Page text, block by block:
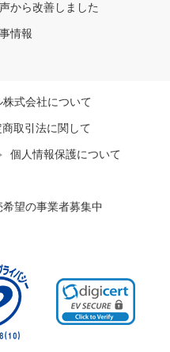
から改善しました
情報
式会社について
商取引法に関して
個人情報保護について
望の事業者募集中